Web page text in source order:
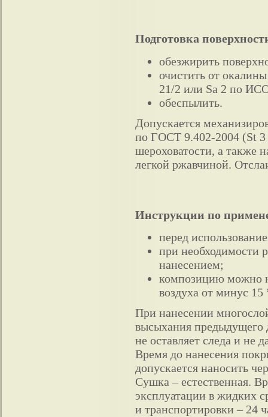
Подготовка
обезжирить
очистить от
21/2 или Sa 2 по
обеспылить.
Допускается
по ГОСТ 9.402-2004 (St
шероховатости, а также
легкой ржавчиной.
Инструкции по
перед
при необходимости
нанесением;
композицию можно
воздуха от минус
При нанесении
высыхания предыдущего
не оставляет следа и не
Время до нанесения
допускается наносить
Сушка – естественная.
эксплуатации в жидких
и транспортировки – 24